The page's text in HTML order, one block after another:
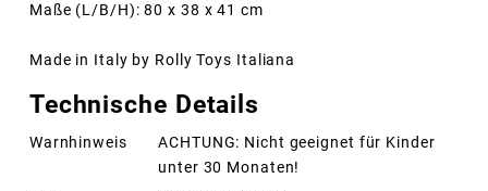
Maße (L/B/H): 80 x 38 x 41 cm
Made in Italy by Rolly Toys Italiana
Technische Details
Warnhinweis
ACHTUNG: Nicht geeignet für Kinder
unter 30 Monaten!